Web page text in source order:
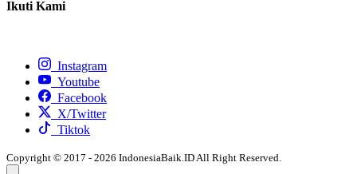
Ikuti Kami
Instagram
Youtube
Facebook
X/Twitter
Tiktok
Copyright © 2017 - 2026 IndonesiaBaik.ID All Right Reserved.